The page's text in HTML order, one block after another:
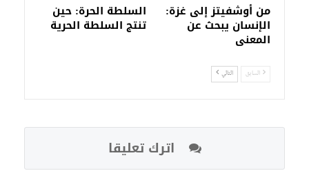
من أوشفيتز إلى غزة:
الإنسان يبحث عن
المعنى
السلطة الحرة: حين
تنتج السلطة الحرية
السابق التالي
اترك تعليقا